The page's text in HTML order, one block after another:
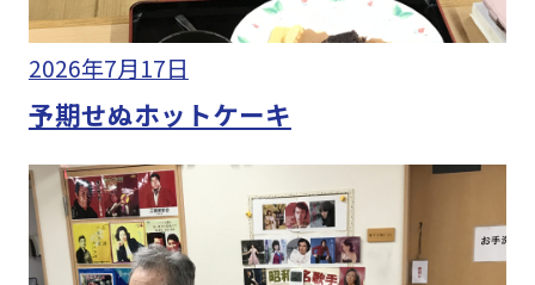
2026年7月17日
予期せぬホットケーキ